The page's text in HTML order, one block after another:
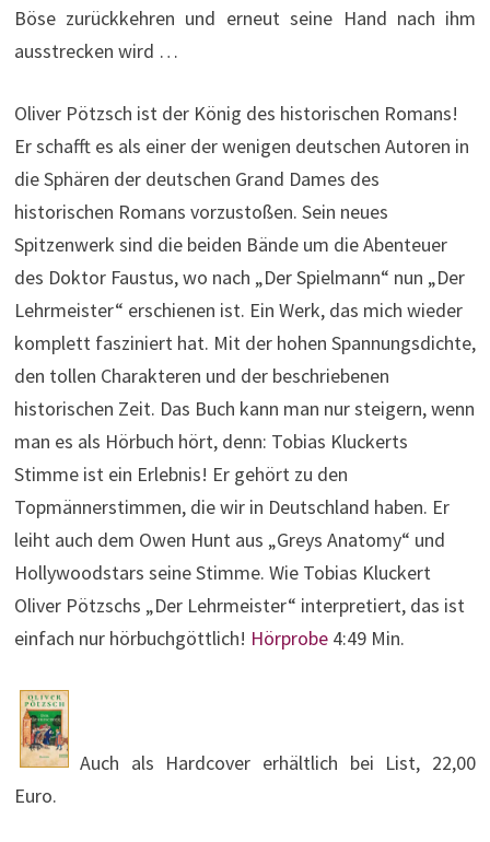
Böse zurückkehren und erneut seine Hand nach ihm
ausstrecken wird …
Oliver Pötzsch ist der König des historischen Romans!
Er schafft es als einer der wenigen deutschen Autoren in
die Sphären der deutschen Grand Dames des
historischen Romans vorzustoßen. Sein neues
Spitzenwerk sind die beiden Bände um die Abenteuer
des Doktor Faustus, wo nach „Der Spielmann“ nun „Der
Lehrmeister“ erschienen ist. Ein Werk, das mich wieder
komplett fasziniert hat. Mit der hohen Spannungsdichte,
den tollen Charakteren und der beschriebenen
historischen Zeit. Das Buch kann man nur steigern, wenn
man es als Hörbuch hört, denn: Tobias Kluckerts
Stimme ist ein Erlebnis! Er gehört zu den
Topmännerstimmen, die wir in Deutschland haben. Er
leiht auch dem Owen Hunt aus „Greys Anatomy“ und
Hollywoodstars seine Stimme. Wie Tobias Kluckert
Oliver Pötzschs „Der Lehrmeister“ interpretiert, das ist
einfach nur hörbuchgöttlich! Hörprobe4:49 Min.
Auch als Hardcover erhältlich bei List, 22,00
Euro.